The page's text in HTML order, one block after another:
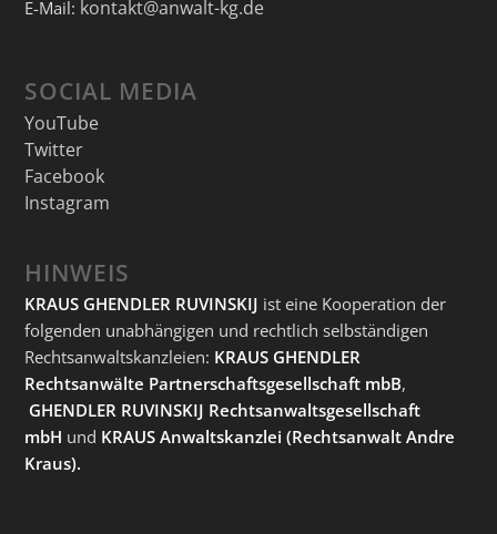
E-Mail: kontakt@anwalt-kg.de
SOCIAL MEDIA
YouTube
Twitter
Facebook
Instagram
HINWEIS
KRAUS GHENDLER RUVINSKIJ ist eine Kooperation der
folgenden unabhängigen und rechtlich selbständigen
Rechtsanwaltskanzleien: KRAUS GHENDLER
Rechtsanwälte Partnerschaftsgesellschaft mbB,
GHENDLER RUVINSKIJ Rechtsanwaltsgesellschaft
mbH und KRAUS Anwaltskanzlei (Rechtsanwalt Andre
Kraus).